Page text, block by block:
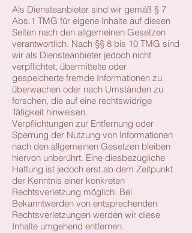
Als Diensteanbieter sind wir gemäß § 7
Abs.1 TMG für eigene Inhalte auf diesen
Seiten nach den allgemeinen Gesetzen
verantwortlich. Nach §§ 8 bis 10 TMG sind
wir als Diensteanbieter jedoch nicht
verpflichtet, übermittelte oder
gespeicherte fremde Informationen zu
überwachen oder nach Umständen zu
forschen, die auf eine rechtswidrige
Tätigkeit hinweisen.
Verpflichtungen zur Entfernung oder
Sperrung der Nutzung von Informationen
nach den allgemeinen Gesetzen bleiben
hiervon unberührt. Eine diesbezügliche
Haftung ist jedoch erst ab dem Zeitpunkt
der Kenntnis einer konkreten
Rechtsverletzung möglich. Bei
Bekanntwerden von entsprechenden
Rechtsverletzungen werden wir diese
Inhalte umgehend entfernen.